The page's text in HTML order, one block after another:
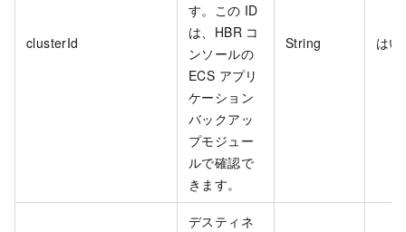
clusterId
す。この ID
は、HBR コ
ンソールの
ECS アプリ
ケーション
バックアッ
プモジュー
ルで確認で
きます。
String はい
デスティネ